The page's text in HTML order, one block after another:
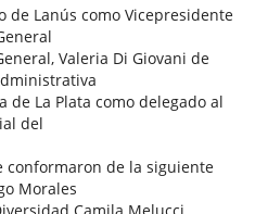
de Lanús como Vicepresidente
Valeria Di Giovani de
de La Plata como delegado al
del
conformaron de la siguiente
Morales